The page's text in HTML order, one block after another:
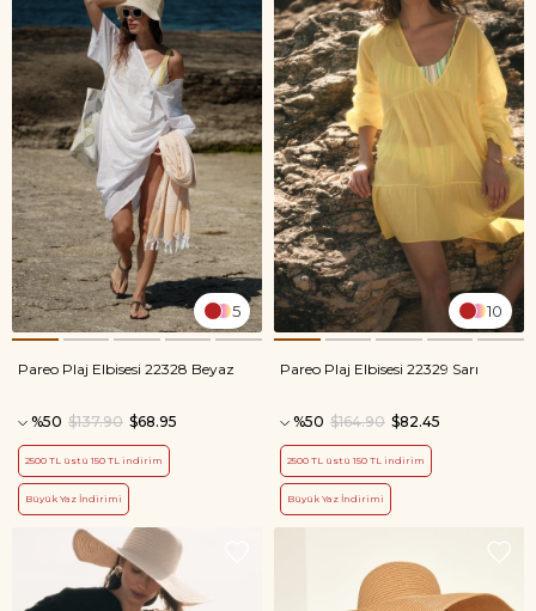
5
Pareo Plaj Elbisesi 22328 Beyaz
%50 $68.95
$137.90
2500 TL üstü 150 TL indirim
Büyük Yaz İndirimi
10
Pareo Plaj Elbisesi 22329 Sarı
%50 $82.45
$164.90
2500 TL üstü 150 TL indirim
Büyük Yaz İndirimi